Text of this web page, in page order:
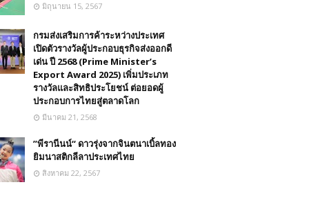
มิถุนายน 15, 2567
กรมส่งเสริมการค้าระหว่างประเทศ
เปิดตัวรางวัลผู้ประกอบธุรกิจส่งออกดี
เด่น ปี 2568 (Prime Minister’s
Export Award 2025) เพิ่มประเภท
รางวัลและสิทธิประโยชน์ ต่อยอดผู้
ประกอบการไทยสู่ตลาดโลก
มีนาคม 21, 2568
”พีรานีนน์“​ ดาวรุ่งจากจินตนาเบิ้ลทอง
ยิมนาสติกลีลาประเทศไทย
สิงหาคม 22, 2567